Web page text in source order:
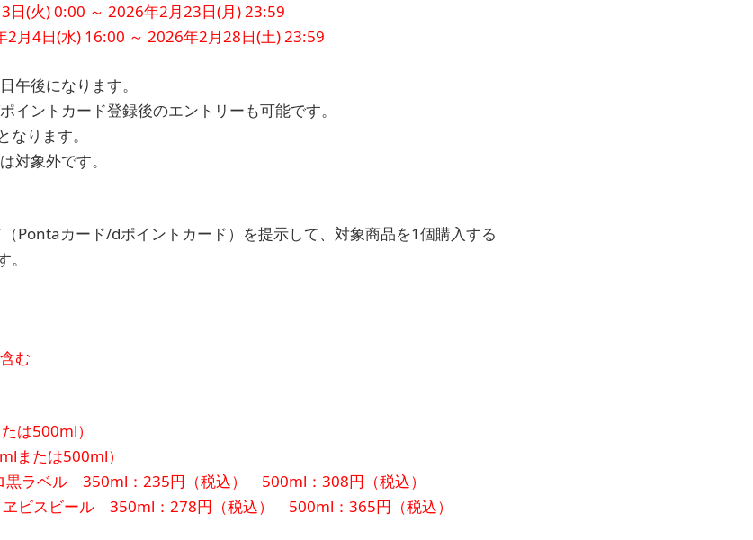
日(火) 0:00 ～ 2026年2月23日(月) 23:59
月4日(水) 16:00 ～ 2026年2月28日(土) 23:59
午後になります。
イントカード登録後のエントリーも可能です。
ります。
対象外です。
Pontaカード/dポイントカード）を提示して、対象商品を1個購入する
む
は500ml）
または500ml）
ラベル 350ml：235円（税込） 500ml：308円（税込）
350ml：278円（税込） 500ml：365円（税込）